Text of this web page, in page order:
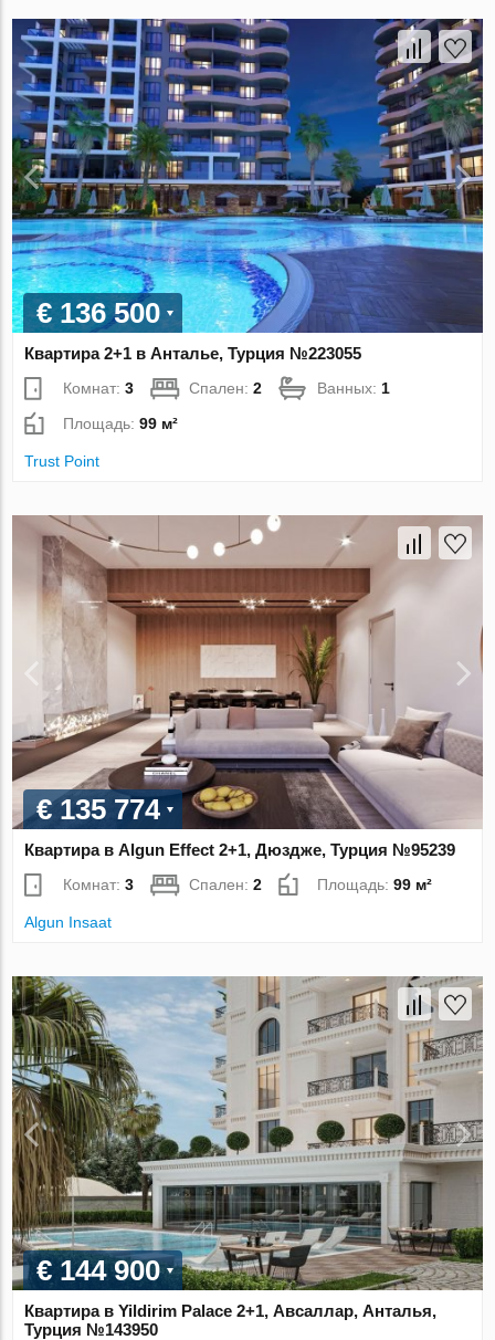
€ 136 500
Квартира 2+1 в Анталье, Турция №223055
Комнат:3 Спален:2 Ванных: 1
Площадь:99 м²
Trust Point
€ 135 774
Квартира в Algun Effect 2+1, Дюздже, Турция №95239
Комнат:3 Спален:2 Площадь:99 м²
Algun Insaat
€ 144 900
Квартира в Yildirim Palace 2+1, Авсаллар, Анталья,
Турция №143950